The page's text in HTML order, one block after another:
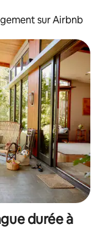
sur Airbnb
durée à